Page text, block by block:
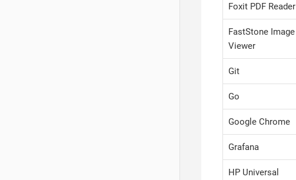
Foxit PDF Reader
FastStone Image
Viewer
Git
Go
Google Chrome
Grafana
HP Universal